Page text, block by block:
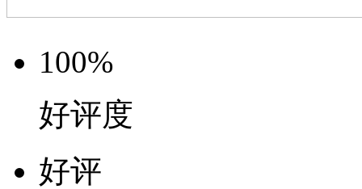
100%
好评度
好评